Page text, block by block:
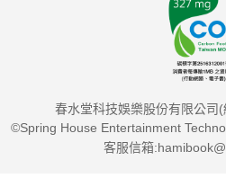
「精實影響力」的提出，讓我眼睛為
作者張安梅用科技人的專業與經驗
勾勒出第三部門經營的痛點與解方
春水堂科技娛樂股份有限公司
©Spring House Entertainment
客服信箱